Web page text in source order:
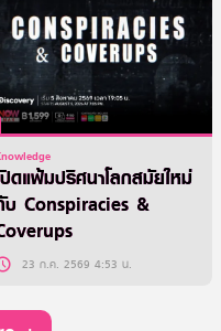
ปิดแฟ้มปริศนาโลกสมัยใหม่
บ Conspiracies &
23 ก.ค. 2569 4:53 น.